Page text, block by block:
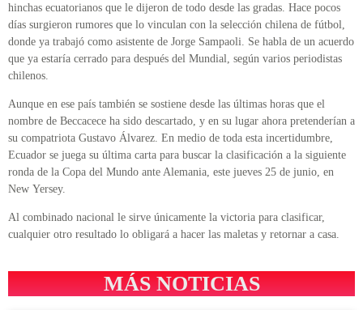
hinchas ecuatorianos que le dijeron de todo desde las gradas. Hace pocos
días surgieron rumores que lo vinculan con la selección chilena de fútbol,
donde ya trabajó como asistente de Jorge Sampaoli. Se habla de un acuerdo
que ya estaría cerrado para después del Mundial, según varios periodistas
chilenos.
Aunque en ese país también se sostiene desde las últimas horas que el
nombre de Beccacece ha sido descartado, y en su lugar ahora pretenderían a
su compatriota Gustavo Álvarez. En medio de toda esta incertidumbre,
Ecuador se juega su última carta para buscar la clasificación a la siguiente
ronda de la Copa del Mundo ante Alemania, este jueves 25 de junio, en
New Yersey.
Al combinado nacional le sirve únicamente la victoria para clasificar,
cualquier otro resultado lo obligará a hacer las maletas y retornar a casa.
MÁS NOTICIAS